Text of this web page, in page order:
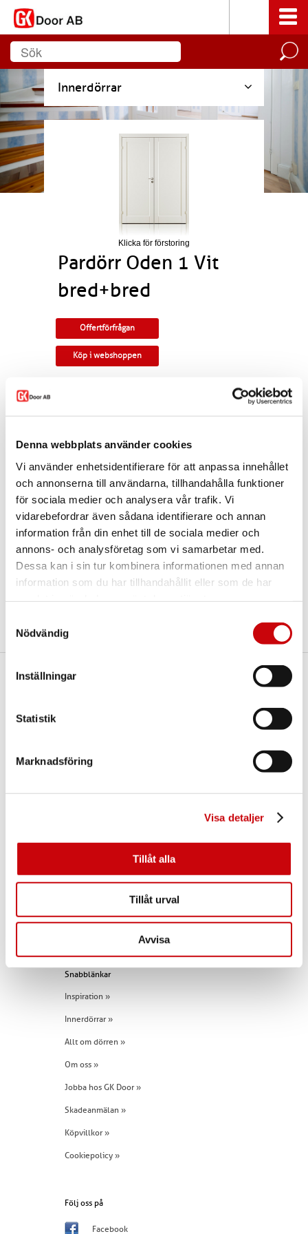
Denna webbplats använder cookies
Vi använder enhetsidentifierare för att anpassa innehållet
och annonserna till användarna, tillhandahålla funktioner
för sociala medier och analysera vår trafik. Vi
vidarebefordrar även sådana identifierare och annan
information från din enhet till de sociala medier och
annons- och analysföretag som vi samarbetar med.
Dessa kan i sin tur kombinera informationen med annan
information som du har tillhandahållit eller som de har
Nödvändig
Inställningar
Statistik
Marknadsföring
Visa detaljer
Tillåt alla
Tillåt urval
Avvisa
Innerdörrar
Klicka för förstoring
Pardörr Oden 1 Vit
bred+bred
Offertförfrågan
Köp i webshoppen
till gammal standard, tappbärande gångjärn,
valfri kulör, egna idéer. Modellen finns som
enkeldörr, pardörr i lika eller olika delning,
skjutdörr samt parskjutdörr.
Varianten finns att köpa i webshoppen. I
offertförfrågan väljer du mått, ytbehandling,
karmsamttrycke.
Kontakta oss via eller
några funderingar eller särskilda önskemål.
Kontakta oss
info@gkdoor.se
Tel:+46 (0)960 - 203 25
Snabblänkar
Inspiration »
Innerdörrar »
Allt om dörren »
Om oss »
Jobba hos GK Door »
Skadeanmälan »
Köpvillkor »
Cookiepolicy »
Följ oss på
Facebook